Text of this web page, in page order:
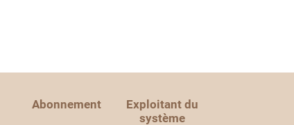
Abonnement
Exploitant du
système